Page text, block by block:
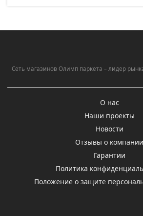
Сеть магазинов Олимп паркета – лидер
О нас
Наши проекты
Новости
Отзывы о компании
Гарантии
Политика
Положение о защите